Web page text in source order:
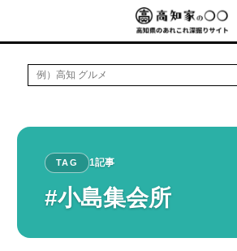
TAG 1記事
#小島集会所